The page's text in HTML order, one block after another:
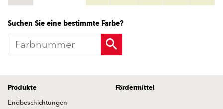
Mehr Info
Suchen Sie eine bestimmte Farbe?
Produkte
Endbeschichtungen
Fördermittel